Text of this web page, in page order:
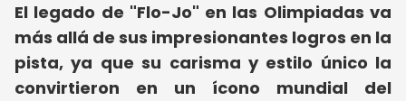
El legado de "Flo-Jo" en las Olimpiadas va
más allá de sus impresionantes logros en la
pista, ya que su carisma y estilo único la
convirtieron en un ícono mundial del